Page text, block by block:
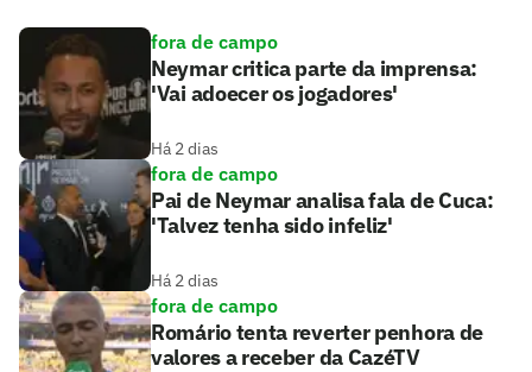
fora de campo
Neymar critica parte da imprensa:
'Vai adoecer os jogadores'
Há 2 dias
fora de campo
Pai de Neymar analisa fala de Cuca:
'Talvez tenha sido infeliz'
Há 2 dias
fora de campo
Romário tenta reverter penhora de
valores a receber da CazéTV